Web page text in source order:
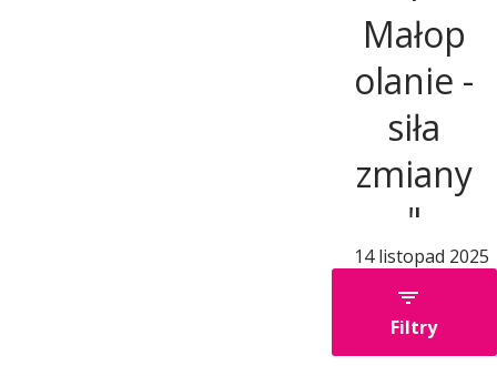
Małop
olanie -
siła
zmiany
"
14 listopad 2025
Filtry